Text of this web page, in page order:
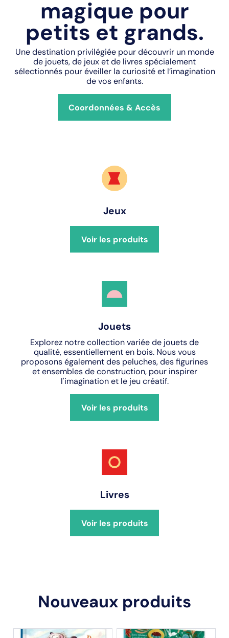
magique pour
petits et grands.
Une destination privilégiée pour découvrir un monde
de jouets, de jeux et de livres spécialement
sélectionnés pour éveiller la curiosité et l’imagination
de vos enfants.
Coordonnées & Accès
Jeux
Voir les produits
Jouets
Explorez notre collection variée de jouets de
qualité, essentiellement en bois. Nous vous
proposons également des peluches, des figurines
et ensembles de construction, pour inspirer
l'imagination et le jeu créatif.
Voir les produits
Livres
Voir les produits
Nouveaux produits